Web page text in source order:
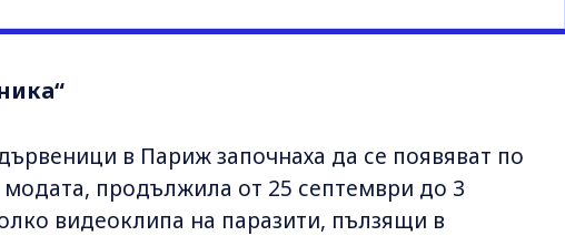
в Париж започнаха да се появяват по
продължила от 25 септември до 3
видеоклипа на паразити, пълзящи в